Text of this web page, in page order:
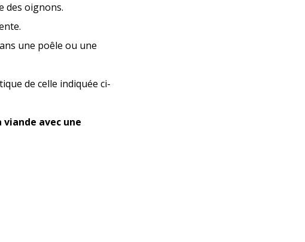
des oignons.
une poêle ou une
de celle indiquée ci-
avec une